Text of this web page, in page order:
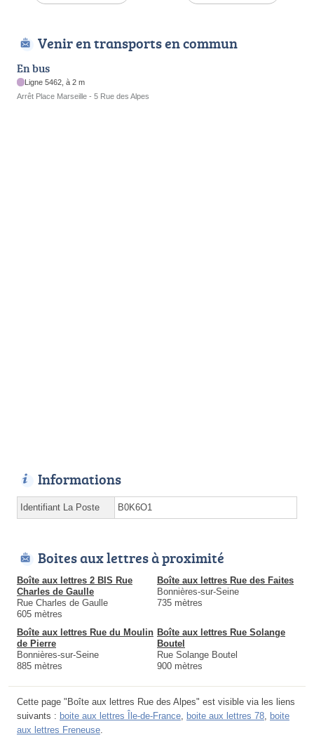
Venir en transports en commun
En bus
Ligne 5462, à 2 m
Arrêt Place Marseille - 5 Rue des Alpes
Informations
Identifiant La Poste B0K6O1
Boites aux lettres à proximité
Boîte aux lettres 2 BIS Rue
Charles de Gaulle
Rue Charles de Gaulle
605 mètres
Boîte aux lettres Rue des Faites
Bonnières-sur-Seine
735 mètres
Boîte aux lettres Rue du Moulin
de Pierre
Bonnières-sur-Seine
885 mètres
Boîte aux lettres Rue Solange
Boutel
Rue Solange Boutel
900 mètres
Cette page "Boîte aux lettres Rue des Alpes" est visible via les liens
suivants : boite aux lettres Île-de-France, boite aux lettres 78, boite
aux lettres Freneuse.